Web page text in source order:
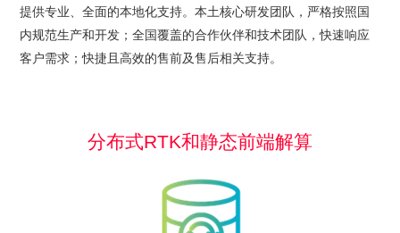
提供专业、全面的本地化支持。本土核心研发团队，严格按照国
内规范生产和开发；全国覆盖的合作伙伴和技术团队，快速响应
客户需求；快捷且高效的售前及售后相关支持。
分布式RTK和静态前端解算